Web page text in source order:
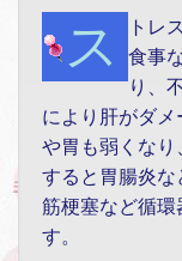
ストレスや飲酒、脂肪分の多い
食事
り、
により肝がダ
や胃も弱くな
すると胃腸炎
筋梗塞など循環
す。